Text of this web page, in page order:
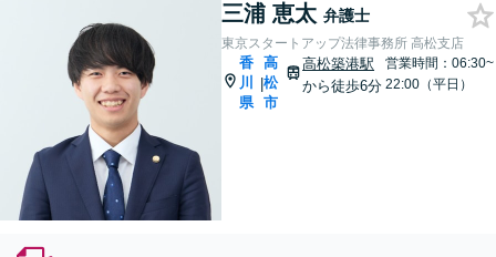
三浦 恵太 弁護士
東京スタートアップ法律事務所 高松支店
香
川
県
|
高
松
市
高松築港駅
から徒歩6分
営業時間：06:30~
22:00（平日）